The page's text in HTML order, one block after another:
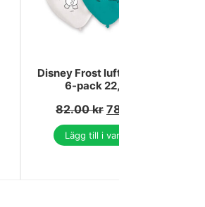
Disney Frost luftballonger,
6-pack 22,8 cm
82.00kr 78.00
Lägg till i varukorg